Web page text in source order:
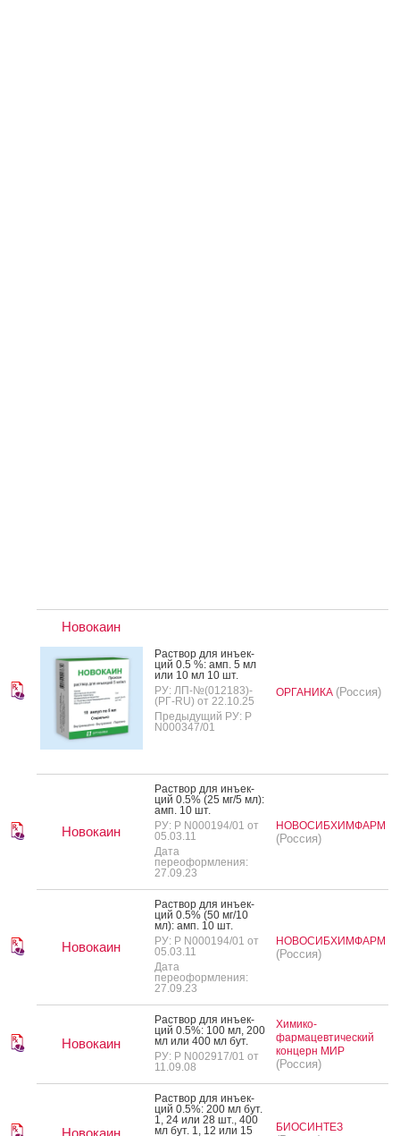
Новокаин
Рас­твор для инъ­ек­
ций 0.5 %: амп. 5 мл
или 10 мл 10 шт.
РУ: ЛП-№(012183)-
(РГ-RU) от 22.10.25
Предыдущий РУ: Р
N000347/01
ОРГАНИКА (Россия)
Новокаин
Рас­твор для инъ­ек­
ций 0.5% (25 мг/5 мл):
амп. 10 шт.
РУ: Р N000194/01 от
05.03.11
Дата
переоформления:
27.09.23
НОВОСИБХИМФАРМ
(Россия)
Новокаин
Рас­твор для инъ­ек­
ций 0.5% (50 мг/10
мл): амп. 10 шт.
РУ: Р N000194/01 от
05.03.11
Дата
переоформления:
27.09.23
НОВОСИБХИМФАРМ
(Россия)
Новокаин
Рас­твор для инъ­ек­
ций 0.5%: 100 мл, 200
мл или 400 мл бут.
РУ: Р N002917/01 от
11.09.08
Химико-
фармацевтический
концерн МИР
(Россия)
Новокаин
Рас­твор для инъ­ек­
ций 0.5%: 200 мл бут.
1, 24 или 28 шт., 400
мл бут. 1, 12 или 15
БИОСИНТЕЗ